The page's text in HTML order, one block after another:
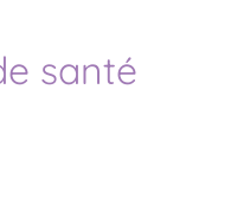
santé